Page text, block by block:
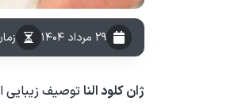
۲۹ مرداد ۱۴۰۴
ژان کلود الناتوصیف زیبایی